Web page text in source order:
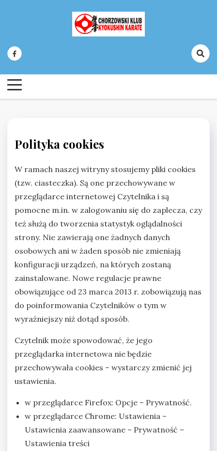
Chorzowski Klub Kyokushin Karate
Polityka cookies
W ramach naszej witryny stosujemy pliki cookies
(tzw. ciasteczka). Są one przechowywane w
przeglądarce internetowej Czytelnika i są
pomocne m.in. w zalogowaniu się do zaplecza, czy
też służą do tworzenia statystyk oglądalności
strony. Nie zawierają one żadnych danych
osobowych ani w żaden sposób nie zmieniają
konfiguracji urządzeń, na których zostaną
zainstalowane. Nowe regulacje prawne
obowiązujące od 23 marca 2013 r. zobowiązują nas
do poinformowania Czytelników o tym w
wyraźniejszy niż dotąd sposób.
Czytelnik może spowodować, że jego
przeglądarka internetowa nie będzie
przechowywała cookies – wystarczy zmienić jej
ustawienia.
w przeglądarce Firefox: Opcje – Prywatność.
w przeglądarce Chrome: Ustawienia –
Ustawienia zaawansowane – Prywatność –
Ustawienia treści